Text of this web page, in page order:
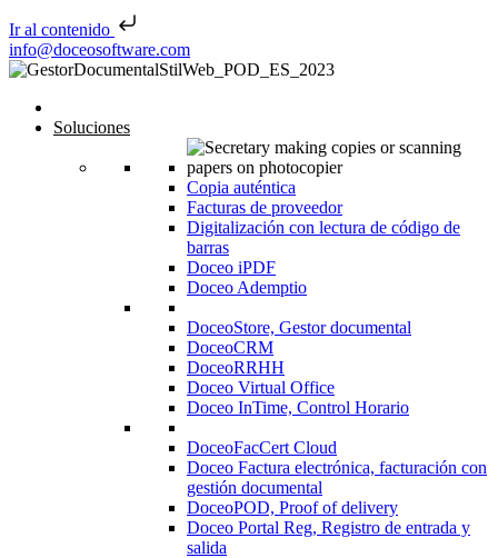
Ir al contenido
Saltar al contenido
info@doceosoftware.com
Soluciones
Copia auténtica
Facturas de proveedor
Digitalización con lectura de código de
barras
Doceo iPDF
Doceo Ademptio
DoceoStore, Gestor documental
DoceoCRM
DoceoRRHH
Doceo Virtual Office
Doceo InTime, Control Horario
DoceoFacCert Cloud
Doceo Factura electrónica, facturación con
gestión documental
DoceoPOD, Proof of delivery
Doceo Portal Reg, Registro de entrada y
salida